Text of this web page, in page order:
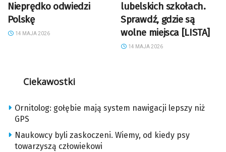
Nieprędko odwiedzi
Polskę
14 MAJA 2026
lubelskich szkołach.
Sprawdź, gdzie są
wolne miejsca [LISTA]
14 MAJA 2026
Ciekawostki
Ornitolog: gołębie mają system nawigacji lepszy niż
GPS
Naukowcy byli zaskoczeni. Wiemy, od kiedy psy
towarzyszą człowiekowi